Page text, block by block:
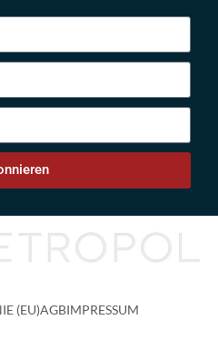
(EU)AGBIMPRESSUM